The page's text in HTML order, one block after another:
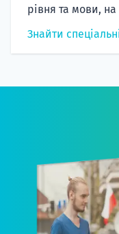
рівня та мови,
Знайти